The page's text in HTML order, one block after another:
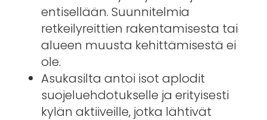
entisellään. Suunnitelmia
retkeilyreittien rakentamisesta tai
alueen muusta kehittämisestä ei
ole.
Asukasilta antoi isot aplodit
suojeluehdotukselle ja erityisesti
kylän aktiiveille, jotka lähtivät